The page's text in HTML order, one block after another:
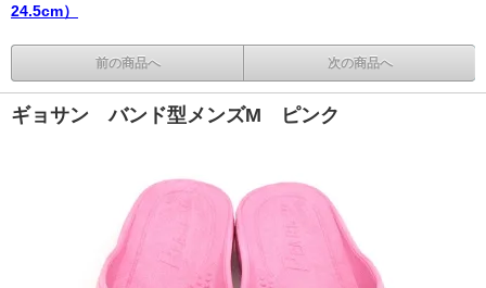
24.5cm）
前の商品へ 次の商品へ
ギョサン バンド型メンズM ピンク